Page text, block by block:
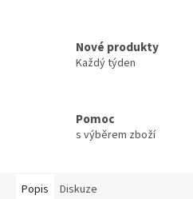
Nové produkty
Každý týden
Pomoc
s výběrem zboží
Popis Diskuze